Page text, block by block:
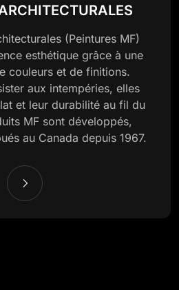
(Peintures MF)
esthétique grâce à une
couleurs et de finitions.
aux intempéries, elles
et leur durabilité au fil du
MF sont développés,
au Canada depuis 1967.